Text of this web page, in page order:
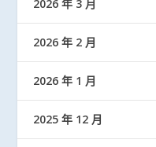
2026 年 3 月
2026 年 2 月
2026 年 1 月
2025 年 12 月